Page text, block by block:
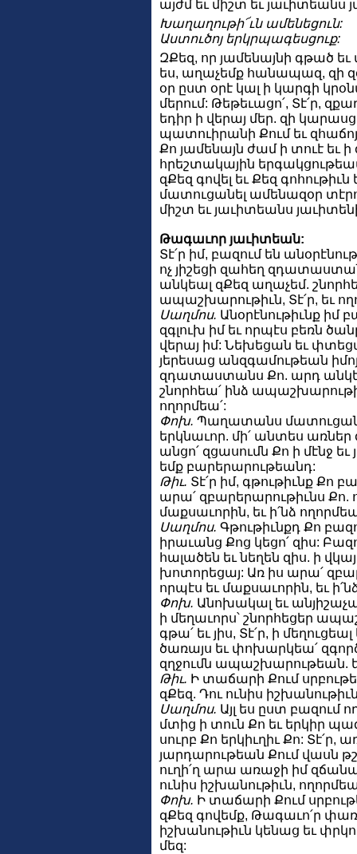
այժմ եւ միշտ եւ յաւիտեանս
Խաղաղութի՜ւն ամենեցուն:
Աստուծոյ երկրպագեսցուք:
ԶՔեզ, որ յամենայնի գթած
ես, աղաչեմք հանապազ, զի
օր ըստ օրէ կալ ի կարգի
մերում: Թեթեւացո՛, Տէ՛ր,
եդիր ի վերայ մեր. զի
պատուիրանի Քում եւ
Քո յամենայն ժամ ի տուէ եւ ի
հրեշտակային
զՔեզ գովել եւ Քեզ
մատուցանել ամենազօր
միշտ եւ յաւիտեանս
Թագաւոր յաւիտեան:
Տէ՛ր իմ, բազում են
ոչ յիշեցի զահեղ
անկեալ զՔեզ աղաչեմ.
ապաշխարութիւն, Տէ՛ր, եւ
Սաղմոս. Անօրէնութիւնք իմ
զգլուխ իմ եւ որպէս բեռն
վերայ իմ: Նեխեցան եւ
յերեսաց անզգամութեան
զդատաստանս Քո. արդ
շնորհեա՛ ինձ
ողորմեա՛:
Փոխ. Պաղատանս
երկնաւոր. մի՛ անտես առներ
անցո՛ զցասումն Քո ի մէնջ
եմք բարերարութեանդ:
Թիւ. Տէ՛ր իմ, գթութիւնք Քո
արա՛ զբարերարութիւնս Քո.
մաքսաւորին, եւ ի՛նձ
Սաղմոս. Գթութիւնքդ Քո
իրաւանց Քոց կեցո՛ զիս:
հալածեն եւ նեղեն զիս. ի
խոտորեցայ: Առ իս արա՛
որպէս եւ մաքսաւորին, եւ
Փոխ. Անոխակալ եւ
ի մեղաւորս՝ շնորհեցեր
գթա՛ եւ յիս, Տէ՛ր, ի
ծառայս եւ փոխարկեա՛
զղջումն ապաշխարութեան.
Թիւ. Ի տաճարի Քում
զՔեզ. Դու ունիս
Սաղմոս. Այլ ես ըստ բազում
մտից ի տուն Քո եւ երկիր
սուրբ Քո երկիւղիւ Քո: Տէ՛ր,
յարդարութեան Քում վասն
ուղի՛ղ արա առաջի իմ
ունիս իշխանութիւն,
Փոխ. Ի տաճարի Քում
զՔեզ գովեմք, Թագաւո՛ր
իշխանութիւն կենաց եւ
մեզ: